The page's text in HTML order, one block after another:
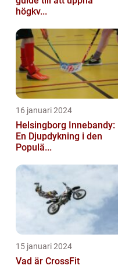
högkv...
16 januari 2024
Helsingborg Innebandy:
En Djupdykning i den
Populä...
15 januari 2024
Vad är CrossFit